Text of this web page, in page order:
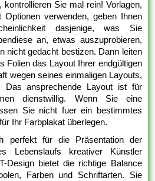
Sie mal rein! Vorlagen,
Optionen verwenden, geben Ihnen
dasjenige, was Sie
an, etwas auszuprobieren,
nicht gedacht bestizen. Dann leiten
Folien das Layout Ihrer endgültigen
wegen seines einmaligen Layouts,
Das ansprechende Layout ist für
dienstwillig. Wenn Sie eine
Sie nicht fuer ein bestimmtes
Ihr Farbplakat überlegen.
perfekt für die Präsentation der
Lebenslaufs kreativer Künstler
Design bietet die richtige Balance
Farben und Schriftarten. Sie